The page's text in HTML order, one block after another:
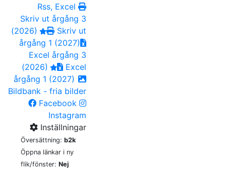
Rss, Excel
Skriv ut årgång 3
(2026)
Skriv ut
årgång 1 (2027)
Excel årgång 3
(2026)
Excel
årgång 1 (2027)
Bildbank - fria bilder
Facebook
Instagram
Inställningar
Översättning: b2k
Öppna länkar i ny
flik/fönster: Nej